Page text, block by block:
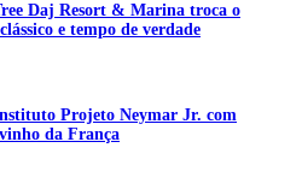
Daj Resort & Marina troca o
e tempo de verdade
Projeto Neymar Jr. com
da França